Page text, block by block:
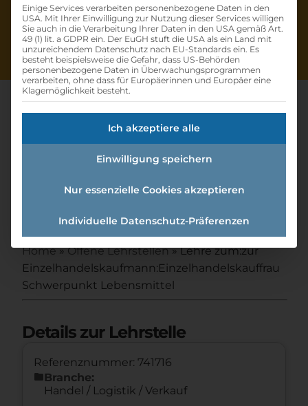
Andere Lehrstelle suchen
Lehre Zum:zur
Einzelhandelskaufmann:einzel
handelskauffrau
Schwerpunkt Lebensmittel
Home»Offene Lehrstellen»Lehre zum:zur
Einzelhandelskaufmann:Einzelhandelskauffrau
Schwerpunkt Lebensmittel
Details zur Lehrstelle
Referenznummer: 741716
folderBranche:
Handel / Logistik / Verkauf
Einige Services verarbeiten personenbezogene Daten in den
USA. Mit Ihrer Einwilligung zur Nutzung dieser Services willigen
Sie auch in die Verarbeitung Ihrer Daten in den USA gemäß Art.
49 (1) lit. a GDPR ein. Der EuGH stuft die USA als ein Land mit
unzureichendem Datenschutz nach EU-Standards ein. Es
besteht beispielsweise die Gefahr, dass US-Behörden
personenbezogene Daten in Überwachungsprogrammen
verarbeiten, ohne dass für Europäerinnen und Europäer eine
Klagemöglichkeit besteht.
Ich akzeptiere alle
Einwilligung speichern
Nur essenzielle Cookies akzeptieren
Individuelle Datenschutz-Präferenzen